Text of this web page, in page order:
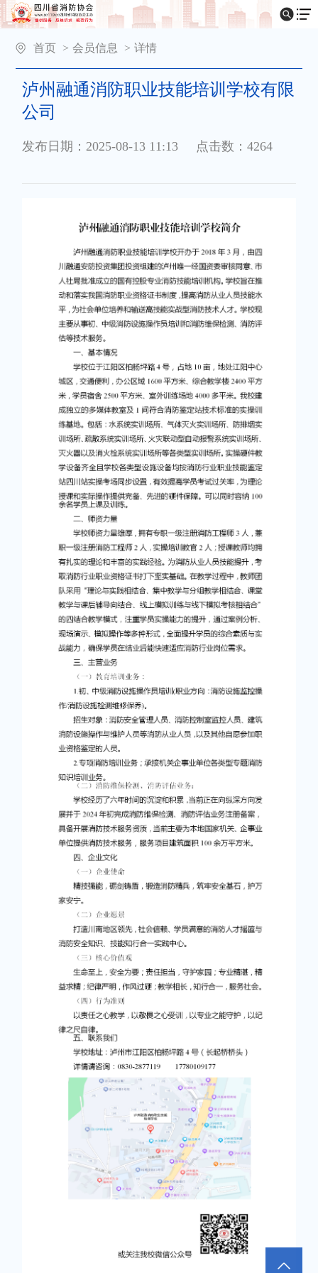
首页 > 会员信息 > 详情
泸州融通消防职业技能培训学校有限
公司
发布日期：2025-08-13 11:13 点击数：4264